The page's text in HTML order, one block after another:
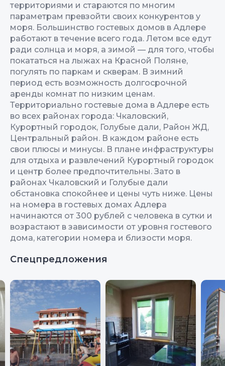
территориями и стараются по многим
параметрам превзойти своих конкурентов у
моря. Большинство гостевых домов в Адлере
работают в течение всего года. Летом все едут
ради солнца и моря, а зимой — для того, чтобы
покататься на лыжах на Красной Поляне,
погулять по паркам и скверам. В зимний
период есть возможность долгосрочной
аренды комнат по низким ценам.
Территориально гостевые дома в Адлере есть
во всех районах города: Чкаловский,
Курортный городок, Голубые дали, Район ЖД,
Центральный район. В каждом районе есть
свои плюсы и минусы. В плане инфраструктуры
для отдыха и развлечений Курортный городок
и центр более предпочтительны. Зато в
районах Чкаловский и Голубые дали
обстановка спокойнее и цены чуть ниже. Цены
на номера в гостевых домах Адлера
начинаются от 300 рублей с человека в сутки и
возрастают в зависимости от уровня гостевого
дома, категории номера и близости моря.
Спецпредложения